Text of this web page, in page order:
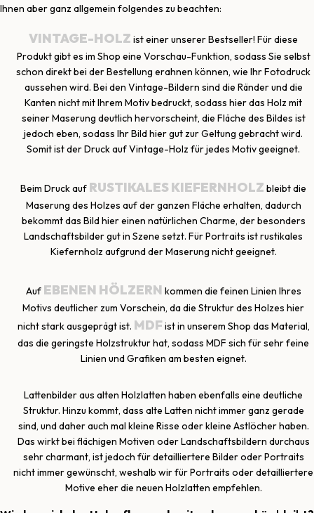
Ihnen aber ganz allgemein folgendes zu beachten:
VINTAGE-HOLZ ist einer unserer Bestseller! Für diese
Produkt gibt es im Shop eine Vorschau-Funktion, sodass Sie selbst
schon direkt bei der Bestellung erahnen können, wie Ihr Fotodruck
aussehen wird. Bei den Vintage-Bildern sind die Ränder und die
Kanten nicht mit Ihrem Motiv bedruckt, sodass hier das Holz mit
seiner Maserung deutlich hervorscheint, die Fläche des Bildes ist
jedoch eben, sodass Ihr Bild hier gut zur Geltung gebracht wird.
Somit ist der Druck auf Vintage-Holz für jedes Motiv geeignet.
Beim Druck auf RUSTIKALES KIEFERNHOLZ bleibt die
Maserung des Holzes auf der ganzen Fläche erhalten, dadurch
bekommt das Bild hier einen natürlichen Charme, der besonders
Landschaftsbilder gut in Szene setzt. Für Portraits ist rustikales
Kiefernholz aufgrund der Maserung nicht geeignet.
AufEBENEN HÖLZERN kommen die feinen Linien Ihres
Motivs deutlicher zum Vorschein, da die Struktur des Holzes hier
nicht stark ausgeprägt ist. MDFist in unserem Shop das Material,
das die geringste Holzstruktur hat, sodass MDF sich für sehr feine
Linien und Grafiken am besten eignet.
Lattenbilder aus alten Holzlatten haben ebenfalls eine deutliche
Struktur. Hinzu kommt, dass alte Latten nicht immer ganz gerade
sind, und daher auch mal kleine Risse oder kleine Astlöcher haben.
Das wirkt bei flächigen Motiven oder Landschaftsbildern durchaus
sehr charmant, ist jedoch für detailliertere Bilder oder Portraits
nicht immer gewünscht, weshalb wir für Portraits oder detailliertere
Motive eher die neuen Holzlatten empfehlen.